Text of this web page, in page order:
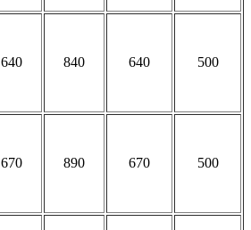
640 840 640 500
670 890 670 500